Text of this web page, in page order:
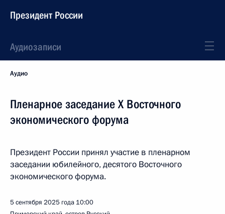
Президент России
Аудиозаписи
Аудио
Пленарное заседание X Восточного
экономического форума
Президент России принял участие в пленарном
заседании юбилейного, десятого Восточного
экономического форума.
5 сентября 2025 года 10:00